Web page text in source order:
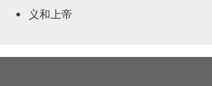
义和上帝